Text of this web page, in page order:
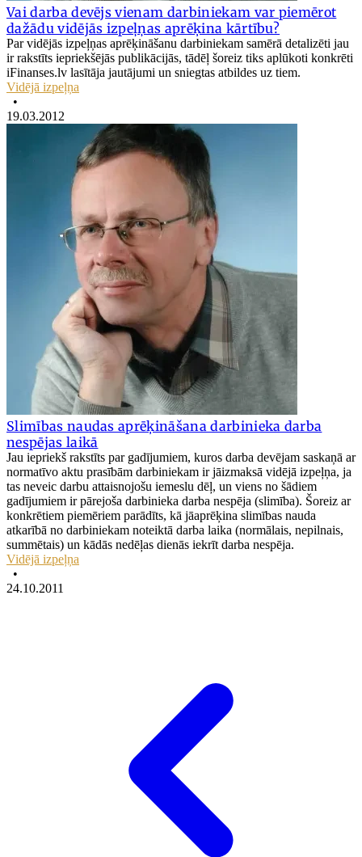
Vai darba devējs vienam darbiniekam var piemērot
dažādu vidējās izpeļņas aprēķina kārtību?
Par vidējās izpeļņas aprēķināšanu darbiniekam samērā detalizēti jau
ir rakstīts iepriekšējās publikācijās, tādēļ šoreiz tiks aplūkoti konkrēti
iFinanses.lv lasītāja jautājumi un sniegtas atbildes uz tiem.
Vidējā izpeļņa
•
19.03.2012
Slimības naudas aprēķināšana darbinieka darba
nespējas laikā
Jau iepriekš rakstīts par gadījumiem, kuros darba devējam saskaņā ar
normatīvo aktu prasībām darbiniekam ir jāizmaksā vidējā izpeļņa, ja
tas neveic darbu attaisnojošu iemeslu dēļ, un viens no šādiem
gadījumiem ir pārejoša darbinieka darba nespēja (slimība). Šoreiz ar
konkrētiem piemēriem parādīts, kā jāaprēķina slimības nauda
atkarībā no darbiniekam noteiktā darba laika (normālais, nepilnais,
summētais) un kādās nedēļas dienās iekrīt darba nespēja.
Vidējā izpeļņa
•
24.10.2011